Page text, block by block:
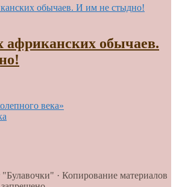
африканских обычаев.
века»
· Копирование материалов